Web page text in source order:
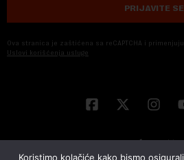
PRIJAVITE SE
Ova stranica je zaštićena sa reCAPTCHA i
Uslovi korišćenja usluge
Koristimo kolačiće kako bismo